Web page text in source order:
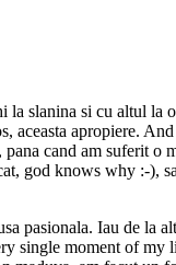
slanina si cu altul la
aceasta apropiere.
cand am suferit
god knows why :-
pasionala. Iau de la
moment of my